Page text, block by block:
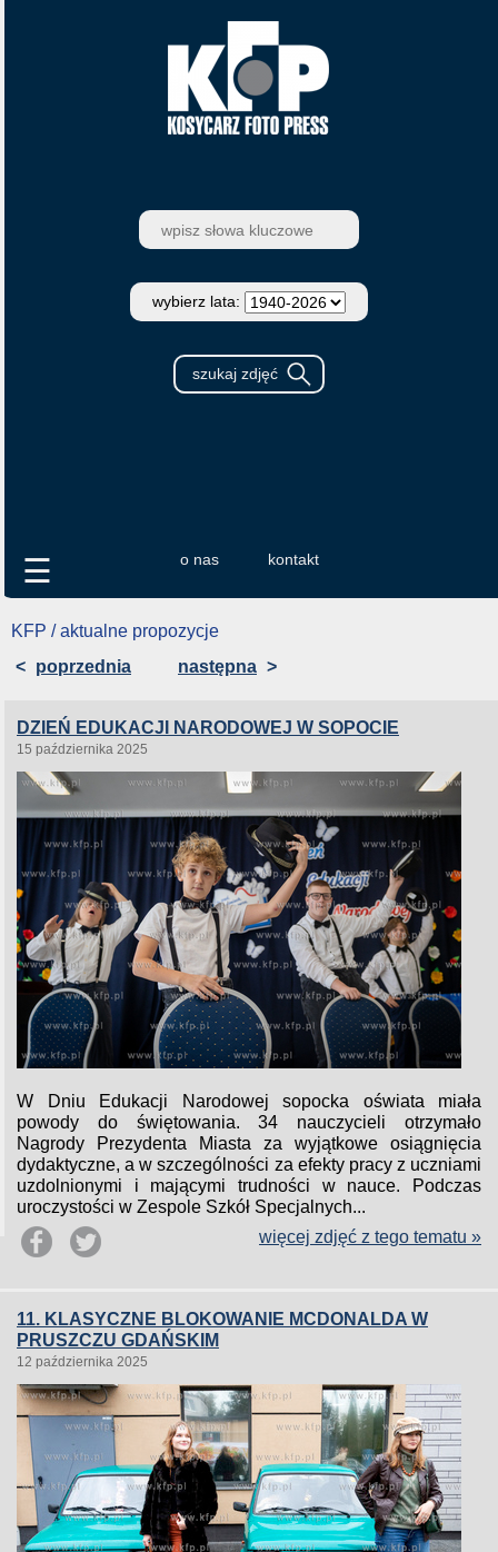
wybierz lata:
o nas kontakt
☰
KFP / aktualne propozycje
< poprzednia następna >
DZIEŃ EDUKACJI NARODOWEJ W SOPOCIE
15 października 2025
W Dniu Edukacji Narodowej sopocka oświata miała
powody do świętowania. 34 nauczycieli otrzymało
Nagrody Prezydenta Miasta za wyjątkowe osiągnięcia
dydaktyczne, a w szczególności za efekty pracy z uczniami
uzdolnionymi i mającymi trudności w nauce. Podczas
uroczystości w Zespole Szkół Specjalnych...
więcej zdjęć z tego tematu »
11. KLASYCZNE BLOKOWANIE MCDONALDA W
PRUSZCZU GDAŃSKIM
12 października 2025